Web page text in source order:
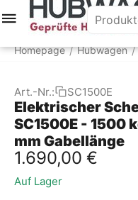
Homepage / Hubwagen /
Art.-Nr.: SC1500E
Elektrischer
SC1500E - 1500
mm Gabellänge
1.690,00 €
Auf Lager
Menü